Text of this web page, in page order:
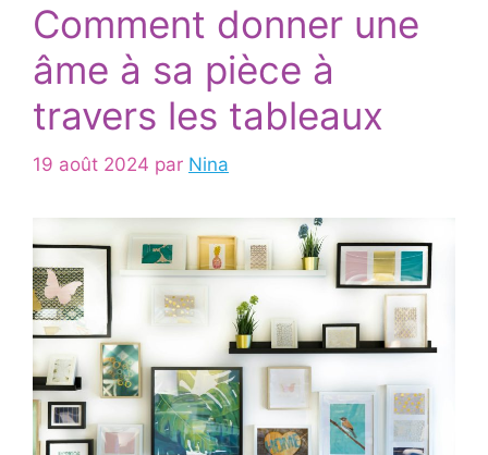
Comment donner une
âme à sa pièce à
travers les tableaux
19 août 2024 par Nina